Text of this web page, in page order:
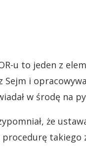
u to jeden z
Sejm i
w środę na
że
procedurę takiego